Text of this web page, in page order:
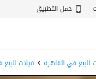
حمل التطبيق
للبيع في القاهرة فيلات